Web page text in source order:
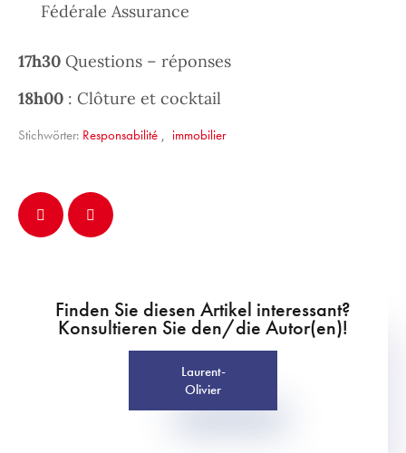
Fédérale Assurance
17h30 Questions – réponses
18h00 : Clôture et cocktail
Stichwörter: Responsabilité , immobilier
Finden Sie diesen Artikel interessant?
Konsultieren Sie den/die Autor(en)!
Laurent-
Olivier